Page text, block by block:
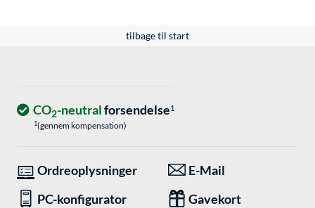
tilbage til start
CO2-neutralforsendelse1
1(gennem kompensation)
Ordreoplysninger
E-Mail
PC-konfigurator
Gavekort